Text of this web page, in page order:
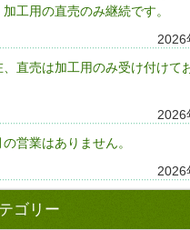
加工用の直売のみ継続です。
2026
、直売は加工用のみ受け付けて
2026
の営業はありません。
2026
ゴリー